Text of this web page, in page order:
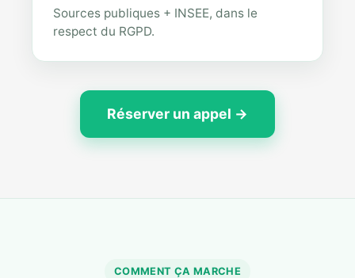
Sources publiques + INSEE, dans le
respect du RGPD.
Réserver un appel →
COMMENT ÇA MARCHE